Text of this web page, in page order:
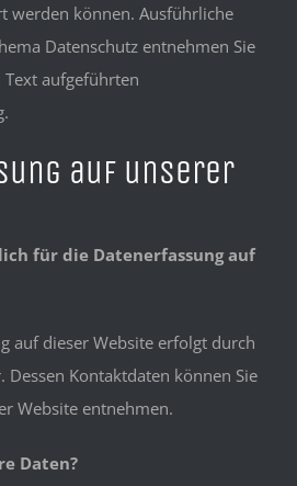
werden können. Ausführliche
Datenschutz entnehmen Sie
aufgeführten
auf unserer
für die Datenerfassung auf
auf dieser Website erfolgt durch
Dessen Kontaktdaten können Sie
Website entnehmen.
Daten?